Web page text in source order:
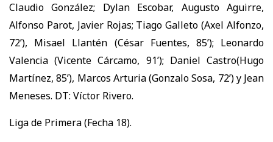
Claudio González; Dylan Escobar, Augusto Aguirre,
Alfonso Parot, Javier Rojas; Tiago Galleto (Axel Alfonzo,
72’), Misael Llantén (César Fuentes, 85’); Leonardo
Valencia (Vicente Cárcamo, 91’); Daniel Castro(Hugo
Martínez, 85’), Marcos Arturia (Gonzalo Sosa, 72’) y Jean
Meneses. DT: Víctor Rivero.
Liga de Primera (Fecha 18).